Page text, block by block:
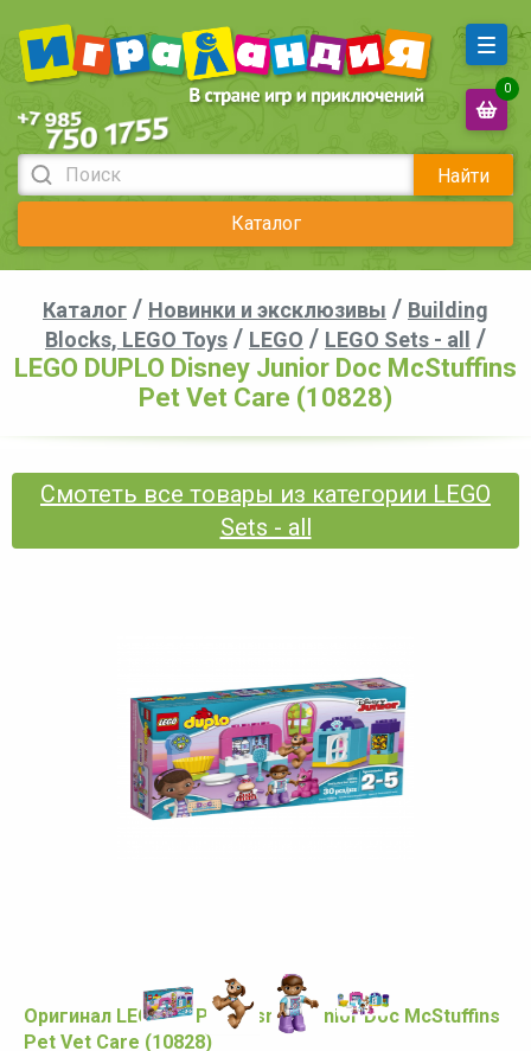
Найти
Каталог
0
Каталог / Новинки и эксклюзивы / Building
Blocks, LEGO Toys / LEGO / LEGO Sets - all
/
LEGO DUPLO Disney Junior Doc McStuffins
Pet Vet Care (10828)
Смотеть все товары из категории LEGO
Sets - all
Оригинал LEGO DUPLO Disney Junior Doc McStuffins
Pet Vet Care (10828)